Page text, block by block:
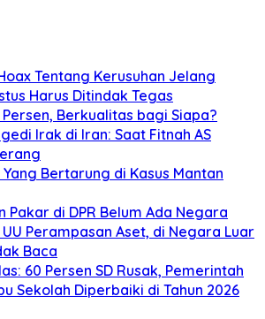
Tentang Kerusuhan Jelang
Harus Ditindak Tegas
Berkualitas bagi Siapa?
Irak di Iran: Saat Fitnah AS
Bertarung di Kasus Mantan
Pakar di DPR Belum Ada Negara
Perampasan Aset, di Negara Luar
Baca
60 Persen SD Rusak, Pemerintah
Sekolah Diperbaiki di Tahun 2026